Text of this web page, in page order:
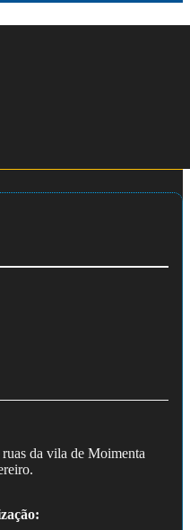
da vila de Moimenta